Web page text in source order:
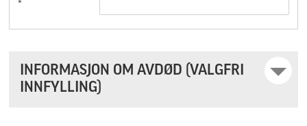
INFORMASJON OM AVDØD (VALGFRI
INNFYLLING)